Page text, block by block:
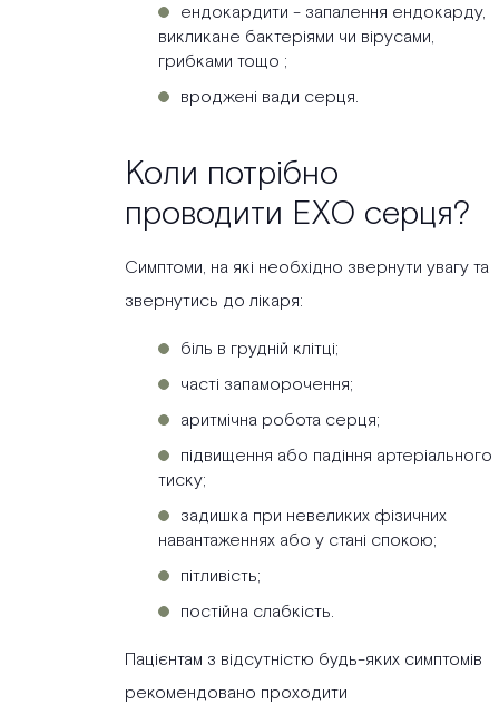
ендокардити - запалення ендокарду,
викликане бактеріями чи вірусами,
грибками тощо ;
вроджені вади серця.
Коли потрібно
проводити ЕХО серця?
Симптоми, на які необхідно звернути увагу та
звернутись до лікаря:
біль в грудній клітці;
часті запаморочення;
аритмічна робота серця;
підвищення або падіння артеріального
тиску;
задишка при невеликих фізичних
навантаженнях або у стані спокою;
пітливість;
постійна слабкість.
Пацієнтам з відсутністю будь-яких симптомів
рекомендовано проходити